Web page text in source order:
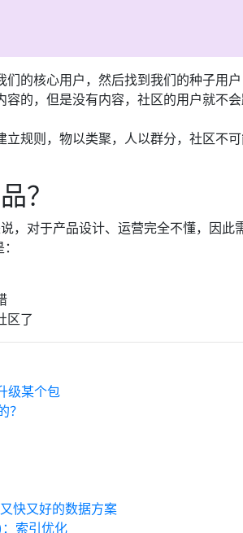
们的核心用户，然后找到我们的种子用
容的，但是没有内容，社区的用户就不
立规则，物以类聚，人以群分，社区不
？
，对于产品设计、运营完全不懂，因此
区了
级某个包
？
快又好的数据方案
索引优化